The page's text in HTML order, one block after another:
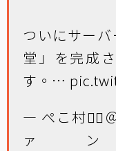
ついにサー
堂」を完成
す。…
— ぺこ村👯‍♀️
ァ